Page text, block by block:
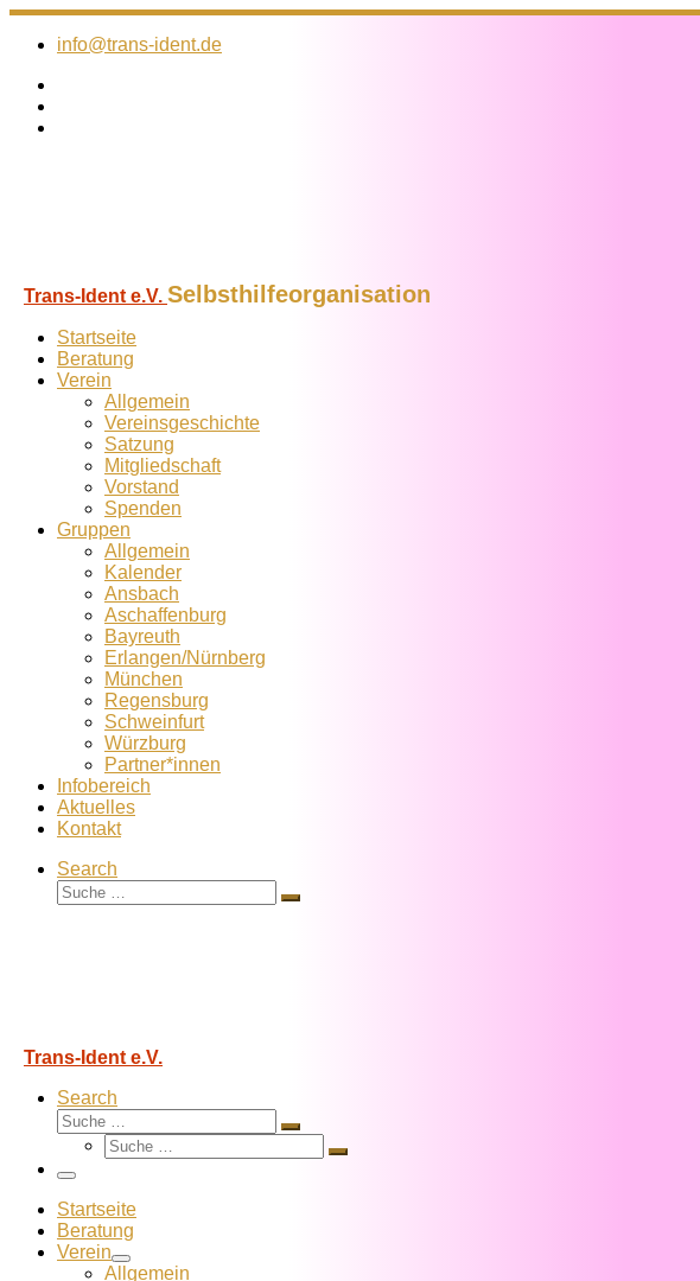
Zum
Inhalt
info@trans-ident.de
Trans-Ident e.V. Selbsthilfeorganisation
Startseite
Beratung
Verein
Allgemein
Vereins­geschichte
Satzung
Mitglied­schaft
Vorstand
Spenden
Gruppen
Allgemein
Kalender
Ansbach
Aschaffenburg
Bayreuth
Erlangen/Nürnberg
München
Regensburg
Schweinfurt
Würzburg
Partner*innen
Infobereich
Aktuelles
Kontakt
Search
Suche
Suche
Trans-Ident e.V.
Search
Suche
Suche
Suche
Suche
Menü
Startseite
Beratung
Verein
Allgemein